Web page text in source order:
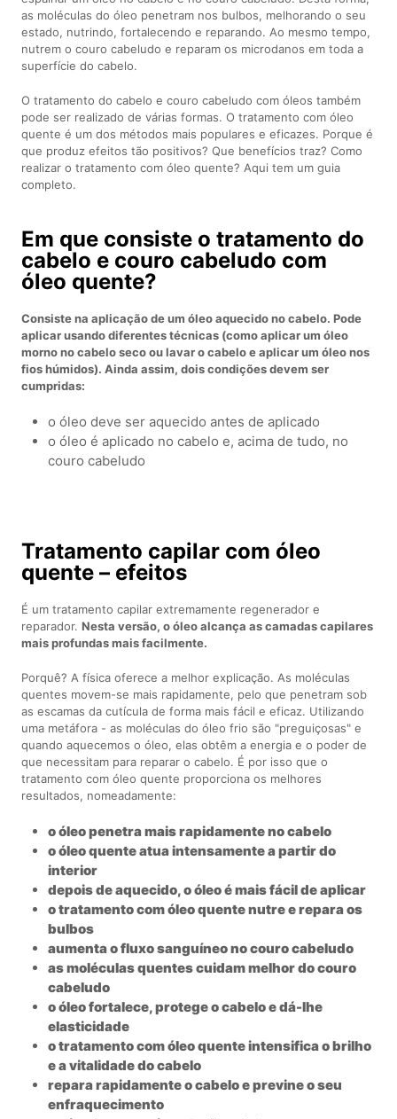
as moléculas do óleo penetram nos bulbos, melhorando o seu
estado, nutrindo, fortalecendo e reparando. Ao mesmo tempo,
nutrem o couro cabeludo e reparam os microdanos em toda a
superfície do cabelo.
O tratamento do cabelo e couro cabeludo com óleos também
pode ser realizado de várias formas. O tratamento com óleo
quente é um dos métodos mais populares e eficazes. Porque é
que produz efeitos tão positivos? Que benefícios traz? Como
realizar o tratamento com óleo quente? Aqui tem um guia
completo.
Em que consiste o tratamento do
cabelo e couro cabeludo com
óleo quente?
Consiste na aplicação de um óleo aquecido no cabelo. Pode
aplicar usando diferentes técnicas (como aplicar um óleo
morno no cabelo seco ou lavar o cabelo e aplicar um óleo nos
fios húmidos). Ainda assim, dois condições devem ser
cumpridas:
o óleo deve ser aquecido antes de aplicado
o óleo é aplicado no cabelo e, acima de tudo, no
couro cabeludo
Tratamento capilar com óleo
quente – efeitos
É um tratamento capilar extremamente regenerador e
reparador.Nesta versão, o óleo alcança as camadas capilares
mais profundas mais facilmente.
Porquê? A física oferece a melhor explicação. As moléculas
quentes movem-se mais rapidamente, pelo que penetram sob
as escamas da cutícula de forma mais fácil e eficaz. Utilizando
uma metáfora - as moléculas do óleo frio são "preguiçosas" e
quando aquecemos o óleo, elas obtêm a energia e o poder de
que necessitam para reparar o cabelo. É por isso que o
tratamento com óleo quente proporciona os melhores
resultados, nomeadamente:
o óleo penetra mais rapidamente no cabelo
o óleo quente atua intensamente a partir do
interior
depois de aquecido, o óleo é mais fácil de aplicar
o tratamento com óleo quente nutre e repara os
bulbos
aumenta o fluxo sanguíneo no couro cabeludo
as moléculas quentes cuidam melhor do couro
cabeludo
o óleo fortalece, protege o cabelo e dá-lhe
elasticidade
o tratamento com óleo quente intensifica o brilho
e a vitalidade do cabelo
repara rapidamente o cabelo e previne o seu
enfraquecimento